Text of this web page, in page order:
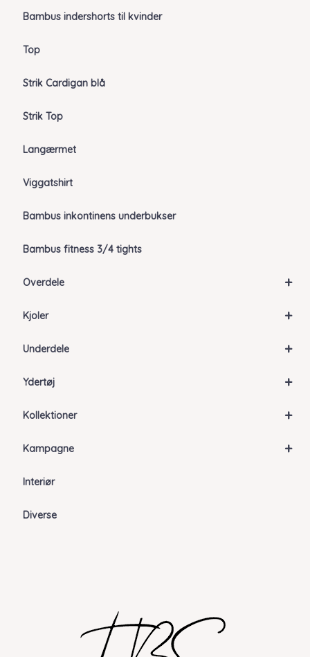
Bambus indershorts til kvinder
Top
Strik Cardigan blå
Strik Top
Langærmet
Viggatshirt
Bambus inkontinens underbukser
Bambus fitness 3/4 tights
+
Overdele
+
Kjoler
+
Underdele
+
Ydertøj
+
Kollektioner
+
Kampagne
Interiør
Diverse